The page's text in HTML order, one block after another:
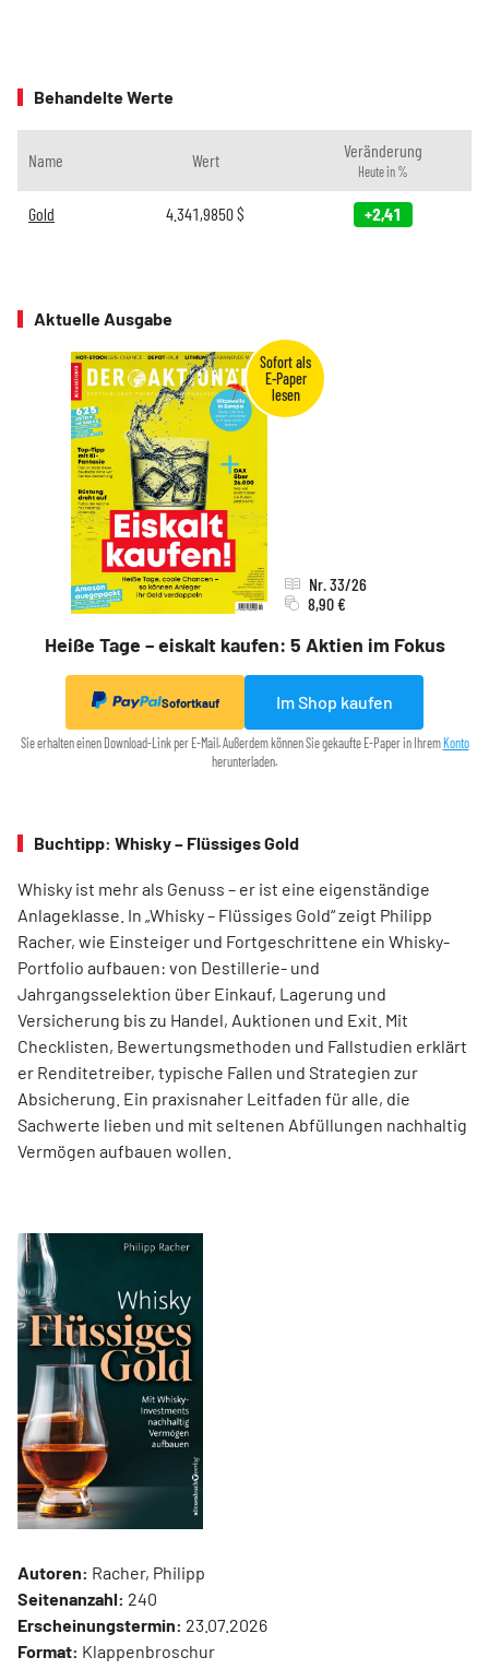
Behandelte Werte
Name Wert Veränderung
Heute in %
Gold 4.341,9850$ +2,41
Aktuelle Ausgabe
Heiße Tage – eiskalt kaufen: 5 Aktien im Fokus
Nr. 33/26
8,90 €
Sofortkauf Im Shop kaufen
Sie erhalten einen Download-Link per E-Mail. Außerdem können Sie gekaufte E-Paper in Ihrem Konto
herunterladen.
Buchtipp: Whisky – Flüssiges Gold
Whisky ist mehr als Genuss – er ist eine eigenständige
Anlageklasse. In „Whisky – Flüssiges Gold“ zeigt Philipp
Racher, wie Einsteiger und Fortgeschrittene ein Whisky-
Portfolio aufbauen: von Destillerie- und
Jahrgangsselektion über Einkauf, Lagerung und
Versicherung bis zu Handel, Auktionen und Exit. Mit
Checklisten, Bewertungsmethoden und Fallstudien erklärt
er Renditetreiber, typische Fallen und Strategien zur
Absicherung. Ein praxisnaher Leitfaden für alle, die
Sachwerte lieben und mit seltenen Abfüllungen nachhaltig
Vermögen aufbauen wollen.
Autoren: Racher, Philipp
Seitenanzahl: 240
Erscheinungstermin: 23.07.2026
Format: Klappenbroschur